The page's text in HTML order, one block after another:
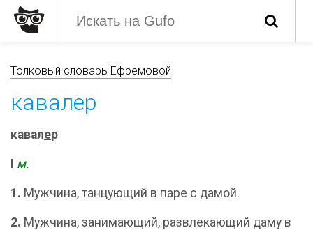
Толковый словарь Ефремовой
кавалер
кавалер
м.
1. Мужчина, танцующий в паре с дамой.
2. Мужчина, занимающий, развлекающий даму в